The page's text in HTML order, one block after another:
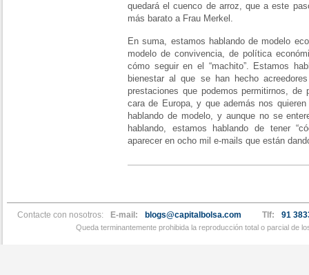
quedará el cuenco de arroz, que a este
más barato a Frau Merkel.
En suma, estamos hablando de modelo
modelo de convivencia, de política
cómo seguir en el “machito”. Estamos
bienestar al que se han hecho
prestaciones que podemos permitirnos, de
cara de Europa, y que además nos
hablando de modelo, y aunque no se
hablando, estamos hablando de tener
aparecer en ocho mil e-mails que están
Contacte con nosotros: E-mail: blogs@capitalbolsa.com Tlf: 91
Queda terminantemente prohibida la reproducción total o parcial de